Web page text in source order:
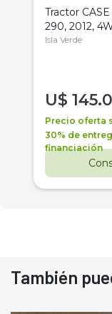
Tractor
290, 2012,
Isla Verde
U$
Precio oferta
30% de
financiación
También